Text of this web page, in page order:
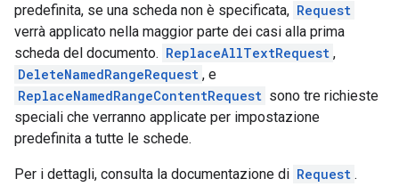
predefinita, se una scheda non è specificata, Request
verrà applicato nella maggior parte dei casi alla prima
scheda del documento. ReplaceAllTextRequest ,
DeleteNamedRangeRequest , e
ReplaceNamedRangeContentRequest sono tre richieste
speciali che verranno applicate per impostazione
predefinita a tutte le schede.
Per i dettagli, consulta la documentazione di Request .